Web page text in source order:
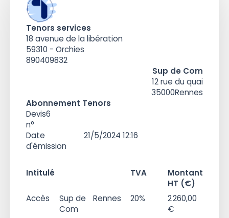
Tenors services
18 avenue de la libération
59310 - Orchies
890409832
Sup de Com
12 rue du quai
35000Rennes
Abonnement Tenors
Devis
n°
6
Date
d'émission
21/5/2024 12:16
Intitulé TVA
Montant
HT (€)
Accès
Sup de
Com
Rennes 20%
2 260,00
€